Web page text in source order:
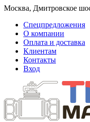
Москва, Дмитровское
Спецпредложения
О компании
Оплата и доставка
Клиентам
Контакты
Вход